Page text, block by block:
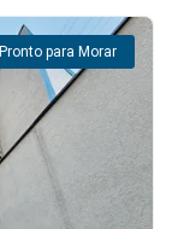
Pronto para Morar